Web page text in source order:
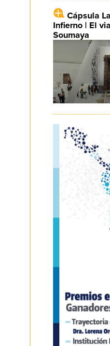
Cápsula
Infierno | El
Soumaya